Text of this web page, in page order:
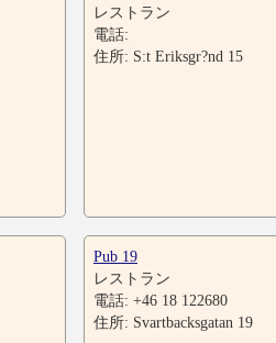
レストラン
電話:
住所: S:t Eriksgr?nd 15
Pub 19
レストラン
電話: +46 18 122680
住所: Svartbacksgatan 19